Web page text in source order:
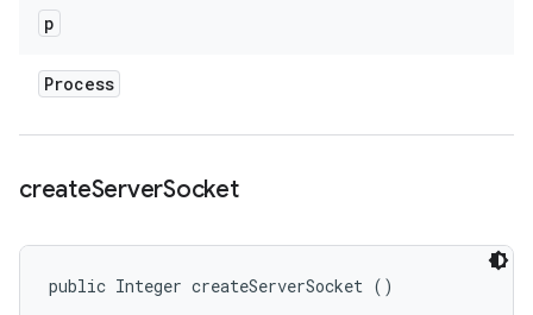
p
Process
createServerSocket
public Integer createServerSocket ()